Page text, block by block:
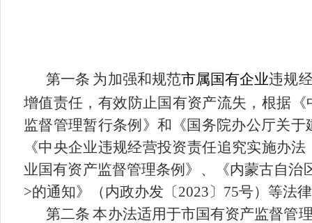
第一条 为加强和规范市属国有企业违规
增值责任，有效防止国有资产流失，根据
监督管理暂行条例》和《国务院办公厅关
《中央企业违规经营投资责任追究实施办
业国有资产监督管理条例》、《内蒙古自治
>的通知》（内政办发〔2023〕 75号）等法
第二条 本办法适用于市国有资产监督管